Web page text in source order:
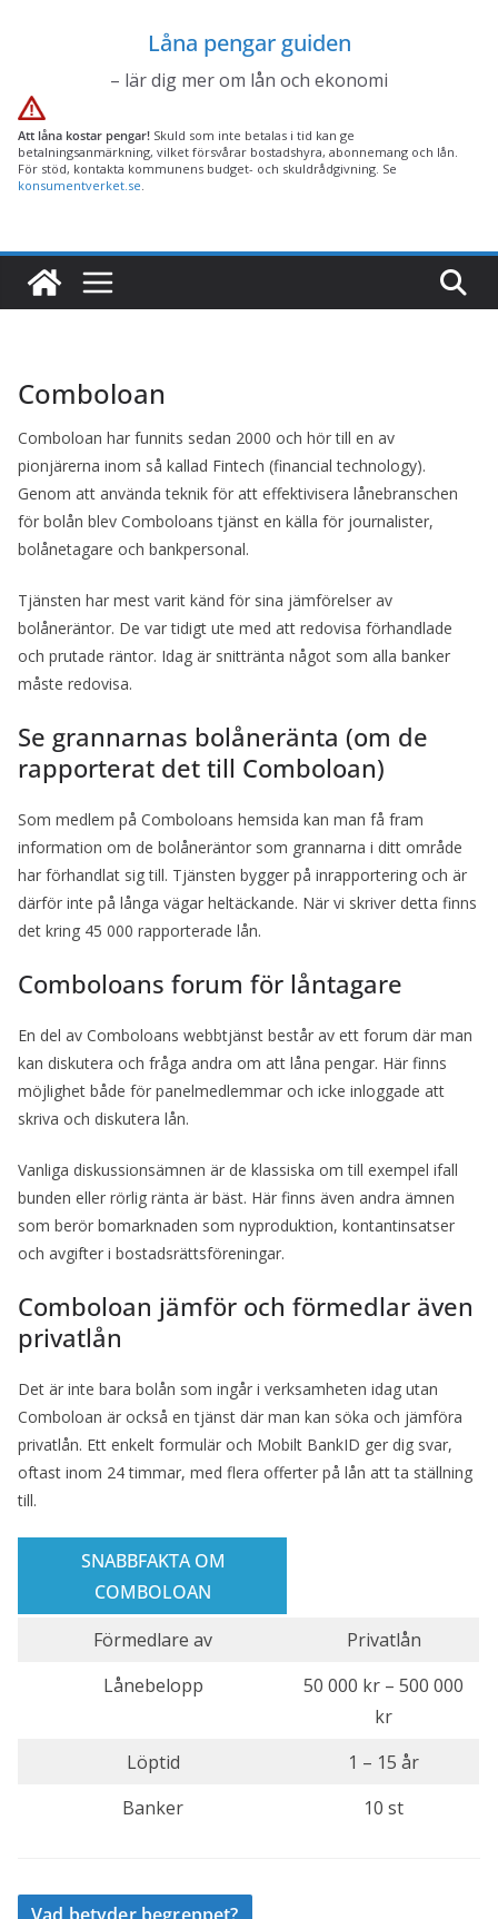
Låna pengar guiden
– lär dig mer om lån och ekonomi
Att låna kostar pengar! Skuld som inte betalas i tid kan ge
betalningsanmärkning, vilket försvårar bostadshyra, abonnemang och lån.
För stöd, kontakta kommunens budget- och skuldrådgivning. Se
konsumentverket.se.
Comboloan
Comboloan har funnits sedan 2000 och hör till en av
pionjärerna inom så kallad Fintech (financial technology).
Genom att använda teknik för att effektivisera lånebranschen
för bolån blev Comboloans tjänst en källa för journalister,
bolånetagare och bankpersonal.
Tjänsten har mest varit känd för sina jämförelser av
bolåneräntor. De var tidigt ute med att redovisa förhandlade
och prutade räntor. Idag är snittränta något som alla banker
måste redovisa.
Se grannarnas bolåneränta (om de
rapporterat det till Comboloan)
Som medlem på Comboloans hemsida kan man få fram
information om de bolåneräntor som grannarna i ditt område
har förhandlat sig till. Tjänsten bygger på inrapportering och är
därför inte på långa vägar heltäckande. När vi skriver detta finns
det kring 45 000 rapporterade lån.
Comboloans forum för låntagare
En del av Comboloans webbtjänst består av ett forum där man
kan diskutera och fråga andra om att låna pengar. Här finns
möjlighet både för panelmedlemmar och icke inloggade att
skriva och diskutera lån.
Vanliga diskussionsämnen är de klassiska om till exempel ifall
bunden eller rörlig ränta är bäst. Här finns även andra ämnen
som berör bomarknaden som nyproduktion, kontantinsatser
och avgifter i bostadsrättsföreningar.
Comboloan jämför och förmedlar även
privatlån
Det är inte bara bolån som ingår i verksamheten idag utan
Comboloan är också en tjänst där man kan söka och jämföra
privatlån. Ett enkelt formulär och Mobilt BankID ger dig svar,
oftast inom 24 timmar, med flera offerter på lån att ta ställning
till.
SNABBFAKTA OM
COMBOLOAN
Förmedlare av
Privatlån
Lånebelopp
50 000 kr – 500 000
kr
Löptid
1 – 15 år
Banker
10 st